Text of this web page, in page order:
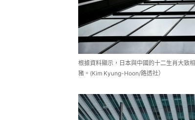
根據資料顯示，日本與中國的十二生肖大致
豬。(Kim Kyung-Hoon/路透社）